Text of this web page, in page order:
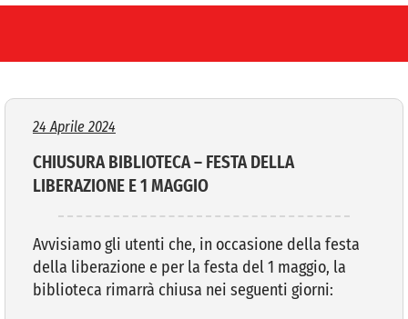
HOME
IL COMUNE
SERVIZI E UTILITA’
AREE TEMATICHE
VIVERE VANZAGO
24 Aprile 2024
CHIUSURA BIBLIOTECA – FESTA DELLA
LIBERAZIONE E 1 MAGGIO
Avvisiamo gli utenti che, in occasione della festa
della liberazione e per la festa del 1 maggio, la
biblioteca rimarrà chiusa nei seguenti giorni: